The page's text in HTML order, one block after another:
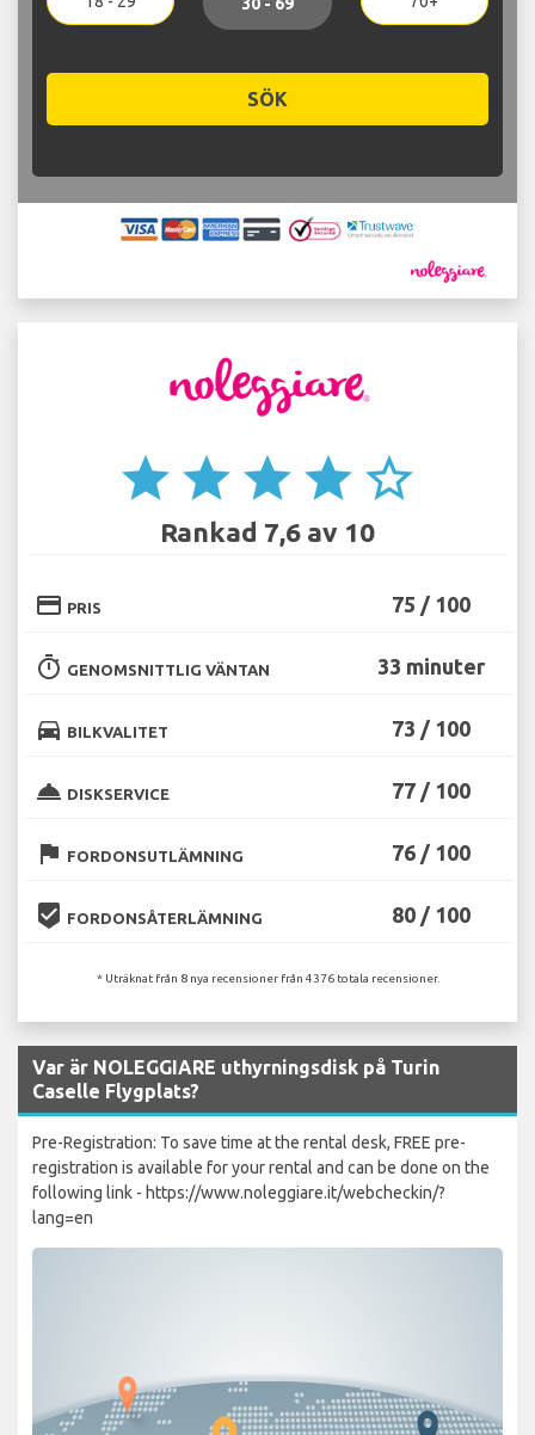
SÖK
star star star star star_border
Rankad 7,6 av 10
credit_card PRIS 75 / 100
timer GENOMSNITTLIG VÄNTAN 33 minuter
directions_car BILKVALITET 73 / 100
room_service DISKSERVICE 77 / 100
flag FORDONSUTLÄMNING 76 / 100
beenhere FORDONSÅTERLÄMNING 80 / 100
* Uträknat från 8 nya recensioner från 4376 totala recensioner.
Var är NOLEGGIARE uthyrningsdisk på Turin
Caselle Flygplats?
Pre-Registration: To save time at the rental desk, FREE pre-
registration is available for your rental and can be done on the
following link - https://www.noleggiare.it/webcheckin/?
lang=en